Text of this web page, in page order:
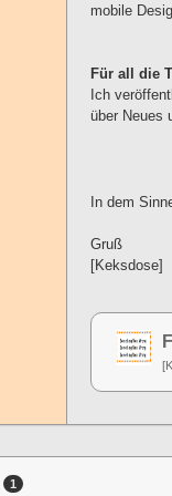
mobile
Für all die
Ich
über Neues
In dem
Gruß
[Keksdose]
1